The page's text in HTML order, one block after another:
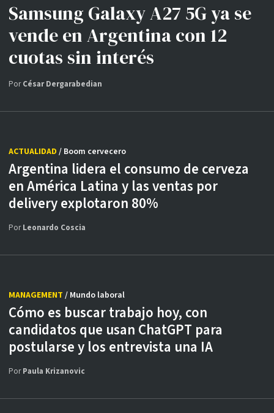
Samsung Galaxy A27 5G ya se
vende en Argentina con 12
cuotas sin interés
PorCésar Dergarabedian
Argentina lidera el consumo de cerveza
en América Latina y las ventas por
delivery explotaron 80%
ACTUALIDAD / Boom cervecero
PorLeonardo Coscia
Cómo es buscar trabajo hoy, con
candidatos que usan ChatGPT para
postularse y los entrevista una IA
MANAGEMENT / Mundo laboral
PorPaula Krizanovic